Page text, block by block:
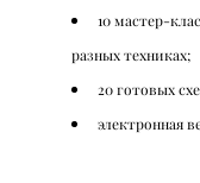
10 мастер-
разных техниках;
20 готовых
электронная